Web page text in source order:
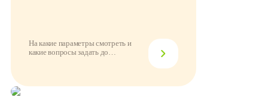
На какие параметры смотреть и
какие вопросы задать до